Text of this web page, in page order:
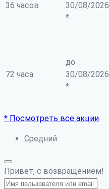
36 часов
30/08/2026
*
72 часа
до
30/08/2026
*
* Посмотреть все акции
Средний
Привет, с возвращением!